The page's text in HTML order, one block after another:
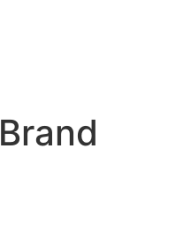
Brand